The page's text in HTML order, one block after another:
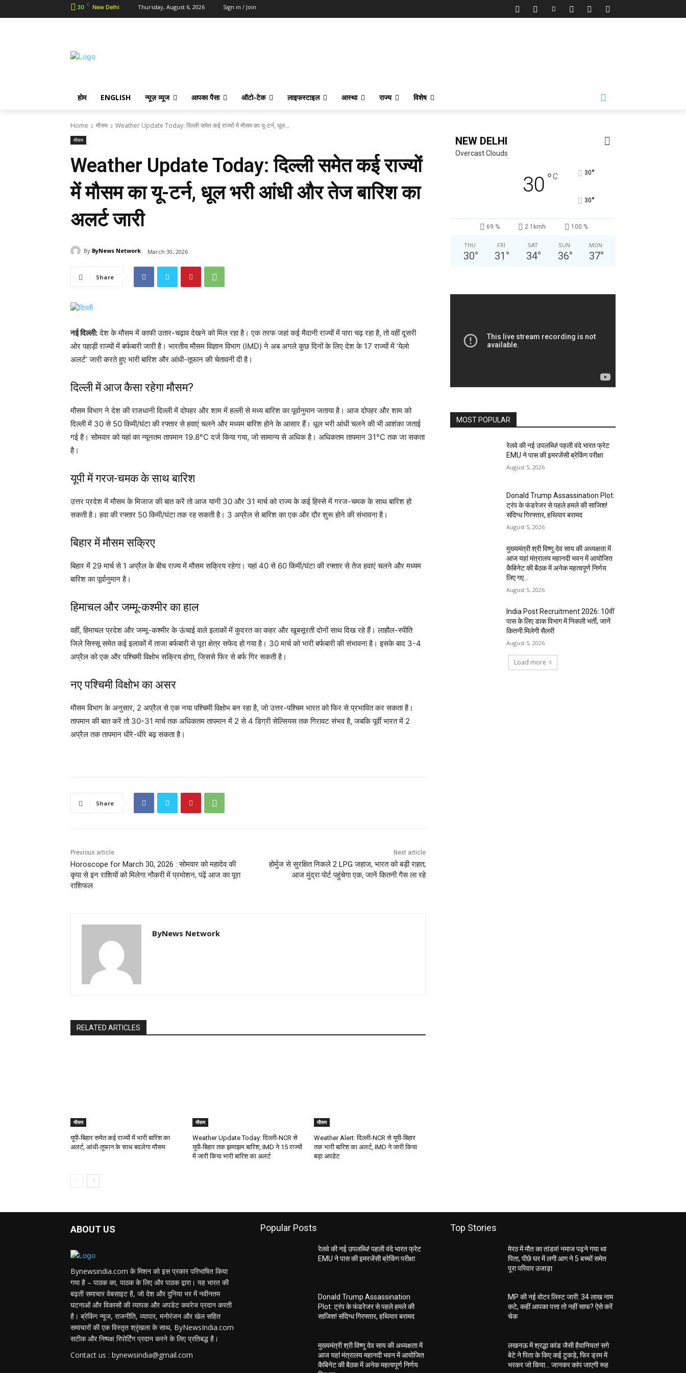
30 C New Delhi Thursday, August 6, 2026 Sign in / Join
होम ENGLISH न्यूज़ व्यूज आपका पैसा ऑटो-टेक लाइफस्टाइल आस्था राज्य विशेष
Home मौसम Weather Update Today: दिल्ली समेत कई राज्यों में मौसम का यू-टर्न, धूल...
मौसम
Weather Update Today: दिल्ली समेत कई राज्यों
में मौसम का यू-टर्न, धूल भरी आंधी और तेज बारिश का
अलर्ट जारी
By ByNews Network March 30, 2026
Share
नई दिल्ली:देश के मौसम में काफी उतार-चढ़ाव देखने को मिल रहा है। एक तरफ जहां कई मैदानी राज्यों में पारा चढ़ रहा है, तो वहीं दूसरी
ओर पहाड़ी राज्यों में बर्फबारी जारी है। भारतीय मौसम विज्ञान विभाग (IMD) ने अब अगले कुछ दिनों के लिए देश के 17 राज्यों में ‘येलो
अलर्ट’ जारी करते हुए भारी बारिश और आंधी-तूफान की चेतावनी दी है।
दिल्ली में आज कैसा रहेगा मौसम?
मौसम विभाग ने देश की राजधानी दिल्ली में दोपहर और शाम में हल्ली से मध्य बारिश का पूर्वानुमान जताया है। आज दोपहर और शाम को
दिल्ली में 30 से 50 किमी/घंटा की रफ्तार से हवाएं चलने और मध्यम बारिश होने के आसार हैं। धूल भरी आंधी चलने की भी आशंका जताई
गई है। सोमवार को यहां का न्यूनतम तापमान 19.8°C दर्ज किया गया, जो सामान्य से अधिक है। अधिकतम तापमान 31°C तक जा सकता
है।
यूपी में गरज-चमक के साथ बारिश
उत्तर प्रदेश में मौसम के मिजाज की बात करें तो आज यानी 30 और 31 मार्च को राज्य के कई हिस्से में गरज-चमक के साथ बारिश हो
सकती है। हवा की रफ्तार 50 किमी/घंटा तक रह सकती है। 3 अप्रैल से बारिश का एक और दौर शुरू होने की संभावना है।
बिहार में मौसम सक्रिए
बिहार में 29 मार्च से 1 अप्रैल के बीच राज्य में मौसम सक्रिय रहेगा। यहां 40 से 60 किमी/घंटा की रफ्तार से तेज हवाएं चलने और मध्यम
बारिश का पूर्वानुमान है।
हिमाचल और जम्मू-कश्मीर का हाल
वहीं, हिमाचल प्रदेश और जम्मू-कश्मीर के ऊंचाई वाले इलाकों में कुदरत का कहर और खूबसूरती दोनों साथ दिख रहे हैं। लाहौल-स्पीति
जिले सिस्सू समेत कई इलाकों में ताजा बर्फबारी से पूरा क्षेत्र सफेद हो गया है। 30 मार्च को भारी बर्फबारी की संभावना है। इसके बाद 3-4
अप्रैल को एक और पश्चिमी विक्षोभ सक्रिय होगा, जिससे फिर से बर्फ गिर सकती है।
नए पश्चिमी विक्षोभ का असर
मौसम विभाग के अनुसार, 2 अप्रैल से एक नया पश्चिमी विक्षोभ बन रहा है, जो उत्तर-पश्चिम भारत को फिर से प्रभावित कर सकता है।
तापमान की बात करें तो 30-31 मार्च तक अधिकतम तापमान में 2 से 4 डिग्री सेल्सियस तक गिरावट संभव है, जबकि पूर्वी भारत में 2
अप्रैल तक तापमान धीरे-धीरे बढ़ सकता है।
Share
Previous article
Horoscope for March 30, 2026 : सोमवार को महादेव की
कृपा से इन राशियों को मिलेगा नौकरी में प्रमोशन, पढ़ें आज का पूरा
राशिफल
Next article
होर्मुज से सुरक्षित निकले 2 LPG जहाज, भारत को बड़ी राहत;
आज मुंद्रा पोर्ट पहुंचेगा एक, जानें कितनी गैस ला रहे
ByNews Network
RELATED ARTICLES
मौसम
यूपी-बिहार समेत कई राज्यों में भारी बारिश का
अलर्ट, आंधी-तूफान के साथ बदलेगा मौसम
मौसम
Weather Update Today: दिल्ली-NCR से
यूपी-बिहार तक झमाझम बारिश, IMD ने 15 राज्यों
में जारी किया भारी बारिश का अलर्ट
मौसम
Weather Alert: दिल्ली-NCR से यूपी-बिहार
तक भारी बारिश का अलर्ट, IMD ने जारी किया
बड़ा अपडेट
NEW DELHI
Overcast Clouds
30 °C 30°
30°
69 % 2.1kmh 100 %
THU
30°
FRI
31 °
SAT
34°
SUN
36°
MON
37°
MOST POPULAR
रेलवे की नई उपलब्धि! पहली वंदे भारत फ्रेट
EMU ने पास की इमरजेंसी ब्रेकिंग परीक्षा
August 5, 2026
Donald Trump Assassination Plot:
ट्रंप के फंडरेजर से पहले हमले की साजिश!
संदिग्ध गिरफ्तार, हथियार बरामद
August 5, 2026
मुख्यमंत्री श्री विष्णु देव साय की अध्यक्षता में
आज यहां मंत्रालय महानदी भवन में आयोजित
कैबिनेट की बैठक में अनेक महत्वपूर्ण निर्णय
लिए गए...
August 5, 2026
India Post Recruitment 2026: 10वीं
पास के लिए डाक विभाग में निकली भर्ती, जानें
कितनी मिलेगी सैलरी
August 5, 2026
Load more
ABOUT US
Bynewsindia.com के मिशन को इस प्रकार परिभाषित किया
गया है – पाठक का, पाठक के लिए और पाठक द्वारा। यह भारत की
बढ़ती समाचार वेबसाइट है, जो देश और दुनिया भर में नवीनतम
घटनाओं और विकासों की व्यापक और अपडेट कवरेज प्रदान करती
है। ब्रेकिंग न्यूज, राजनीति, व्यापार, मनोरंजन और खेल सहित
समाचारों की एक विस्तृत श्रृंखला के साथ, ByNewsIndia.com
सटीक और निष्पक्ष रिपोर्टिंग प्रदान करने के लिए प्रतिबद्ध है।
Contact us : bynewsindia@gmail.com
Popular Posts
रेलवे की नई उपलब्धि! पहली वंदे भारत फ्रेट
EMU ने पास की इमरजेंसी ब्रेकिंग परीक्षा
Donald Trump Assassination
Plot: ट्रंप के फंडरेजर से पहले हमले की
साजिश! संदिग्ध गिरफ्तार, हथियार बरामद
मुख्यमंत्री श्री विष्णु देव साय की अध्यक्षता में
आज यहां मंत्रालय महानदी भवन में आयोजित
कैबिनेट की बैठक में अनेक महत्वपूर्ण निर्णय
Top Stories
मेरठ में मौत का तांडव! नमाज पढ़ने गया था
पिता, पीछे घर में लगी आग ने 5 बच्चों समेत
पूरा परिवार उजाड़ा
MP की नई वोटर लिस्ट जारी: 34 लाख नाम
कटे, कहीं आपका पत्ता तो नहीं साफ? ऐसे करें
चेक
लखनऊ में श्रद्धा कांड जैसी हैवानियत! सगे
बेटे ने पिता के किए कई टुकड़े, फिर ड्रम में
भरकर जो किया… जानकर कांप जाएगी रूह